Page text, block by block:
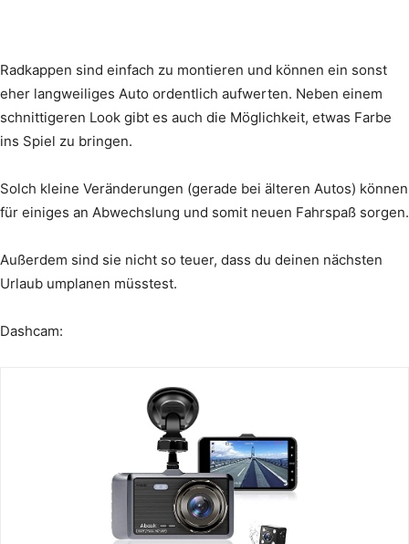
Radkappen sind einfach zu montieren und können ein sonst
eher langweiliges Auto ordentlich aufwerten. Neben einem
schnittigeren Look gibt es auch die Möglichkeit, etwas Farbe
ins Spiel zu bringen.
Solch kleine Veränderungen (gerade bei älteren Autos) können
für einiges an Abwechslung und somit neuen Fahrspaß sorgen.
Außerdem sind sie nicht so teuer, dass du deinen nächsten
Urlaub umplanen müsstest.
Dashcam: